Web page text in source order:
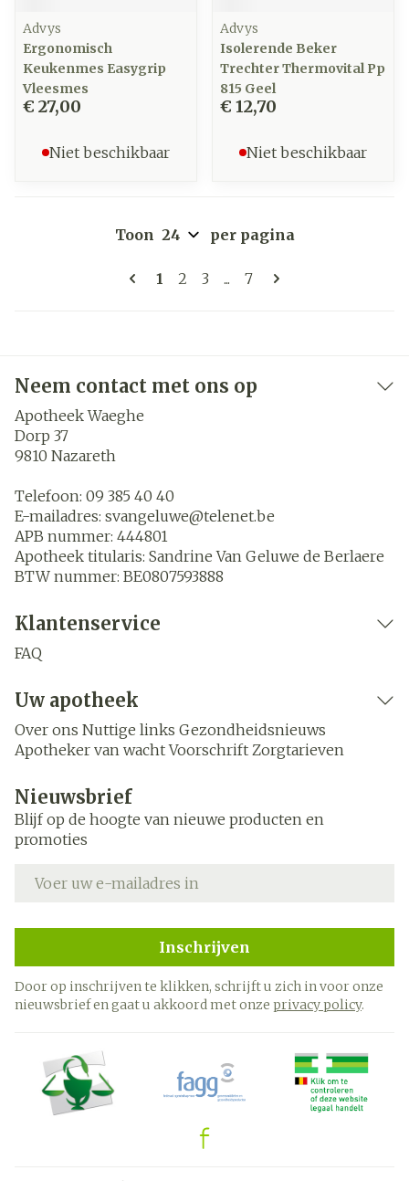
Advys
Ergonomisch
Keukenmes Easygrip
Vleesmes
€ 27,00
Niet beschikbaar
Advys
Isolerende Beker
Trechter Thermovital Pp
815 Geel
€ 12,70
Niet beschikbaar
Pagina's
U lees momenteel pagina
1 Pagina
2 Pagina
3 ... Pagina
7
Toon per pagina
Neem contact met ons op
Apotheek Waeghe
Dorp 37
9810 Nazareth
Telefoon: 09 385 40 40
E-mailadres: svangeluwe@telenet.be
APB nummer: 444801
Apotheek titularis: Sandrine Van Geluwe de Berlaere
BTW nummer: BE0807593888
Klantenservice
FAQ
Uw apotheek
Over ons Nuttige links Gezondheidsnieuws
Apotheker van wacht Voorschrift Zorgtarieven
Nieuwsbrief
Blijf op de hoogte van nieuwe producten en
promoties
Inschrijven
Door op inschrijven te klikken, schrijft u zich in voor onze
nieuwsbrief en gaat u akkoord met onze privacy policy.